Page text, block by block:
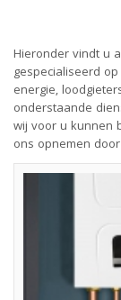
Hieronder vindt u
gespecialiseerd
energie,
onderstaande
wij voor u kunnen
ons opnemen